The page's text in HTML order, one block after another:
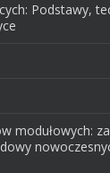
Podstawy,
modułowych: